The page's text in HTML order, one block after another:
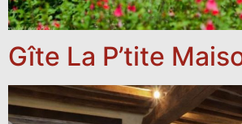
Gîte La P’tite